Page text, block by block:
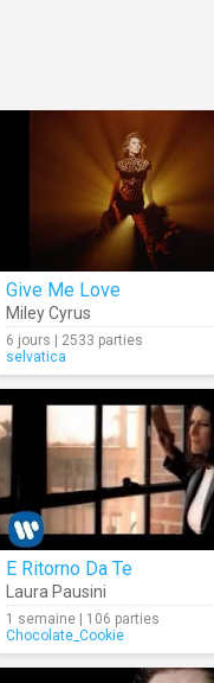
Give Me Love
Miley Cyrus
6 jours | 2533 parties
selvatica
E Ritorno Da Te
Laura Pausini
1 semaine | 106 parties
Chocolate_Cookie